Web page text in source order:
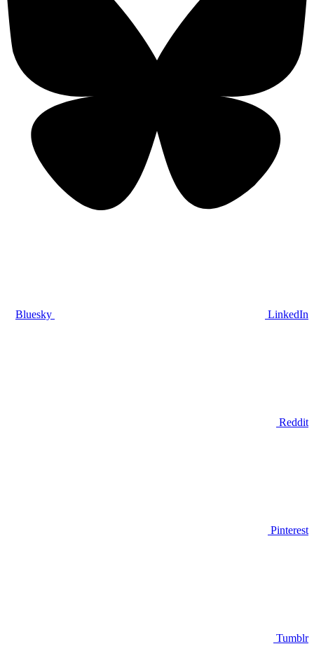
Bluesky LinkedIn
Reddit
Pinterest
Tumblr